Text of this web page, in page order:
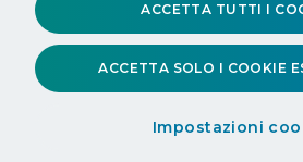
Impostazioni
ACCETTA SOLO I COOKIE
ACCETTA TUTTI I